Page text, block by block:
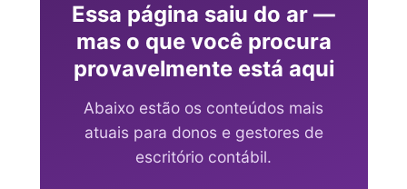
Essa página saiu do ar —
mas o que você procura
provavelmente está aqui
Abaixo estão os conteúdos mais
atuais para donos e gestores de
escritório contábil.